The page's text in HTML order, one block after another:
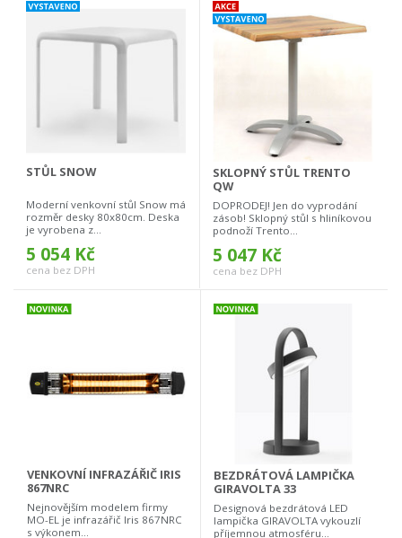
STŮL SNOW
Moderní venkovní stůl Snow má
rozměr desky 80x80cm. Deska
je vyrobena z...
5 054 Kč
cena bez DPH
SKLOPNÝ STŮL TRENTO
QW
DOPRODEJ! Jen do vyprodání
zásob! Sklopný stůl s hliníkovou
podnoží Trento...
5 047 Kč
cena bez DPH
VENKOVNÍ INFRAZÁŘIČ IRIS
867NRC
Nejnovějším modelem firmy
MO-EL je infrazářič Iris 867NRC
s výkonem...
BEZDRÁTOVÁ LAMPIČKA
GIRAVOLTA 33
Designová bezdrátová LED
lampička GIRAVOLTA vykouzlí
příjemnou atmosféru...